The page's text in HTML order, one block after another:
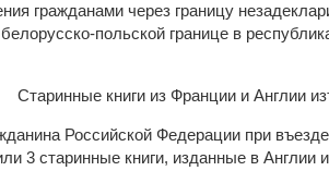
гражданами через границу
польской границе в
Российской Федерации при
3 старинные книги, изданные в Англии